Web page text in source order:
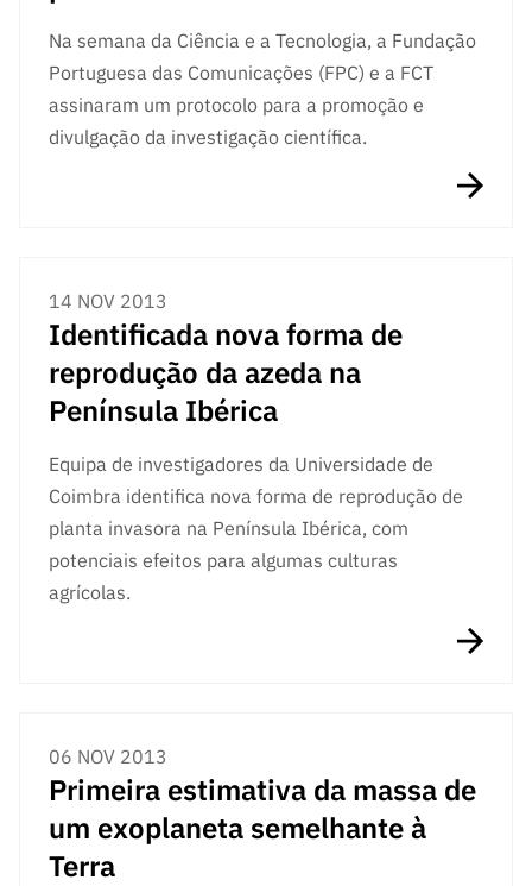
Manifesta
ções de
Interesse
s
Digital” e
“Ciência +
Capacitaç
ão”
Na semana da Ciência e a Tecnologia, a Fundação
Portuguesa das Comunicações (FPC) e a FCT
assinaram um protocolo para a promoção e
divulgação da investigação científica.
14 NOV 2013
Identificada nova forma de
reprodução da azeda na
Península Ibérica
Equipa de investigadores da Universidade de
Coimbra identifica nova forma de reprodução de
planta invasora na Península Ibérica, com
potenciais efeitos para algumas culturas
agrícolas.
06 NOV 2013
Primeira estimativa da massa de
um exoplaneta semelhante à
Terra